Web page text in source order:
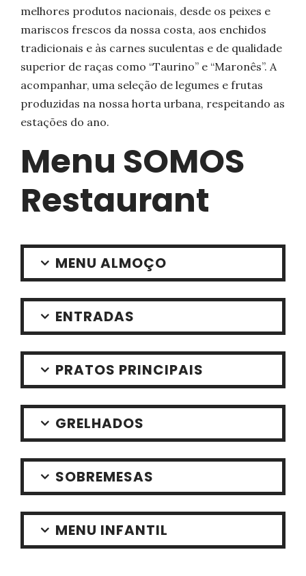
melhores produtos nacionais, desde os peixes e
mariscos frescos da nossa costa, aos enchidos
tradicionais e às carnes suculentas e de qualidade
superior de raças como “Taurino” e “Maronês”. A
acompanhar, uma seleção de legumes e frutas
produzidas na nossa horta urbana, respeitando as
estações do ano.
Menu SOMOS
Restaurant
MENU ALMOÇO
ENTRADAS
PRATOS PRINCIPAIS
GRELHADOS
SOBREMESAS
MENU INFANTIL